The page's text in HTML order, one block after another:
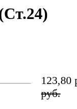
123,80
руб.